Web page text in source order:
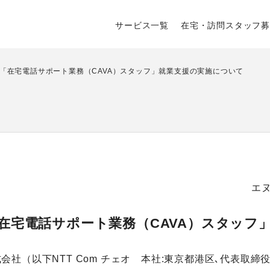
サービス一覧 在宅・訪問スタッフ
在宅電話サポート業務（CAVA）スタッフ」就業支援の実施について
エ
宅電話サポート業務（CAVA）スタッフ
社（以下NTT Com チェオ 本社:東京都港区､代表取締